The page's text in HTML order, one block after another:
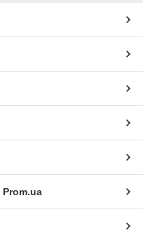
Prom.ua